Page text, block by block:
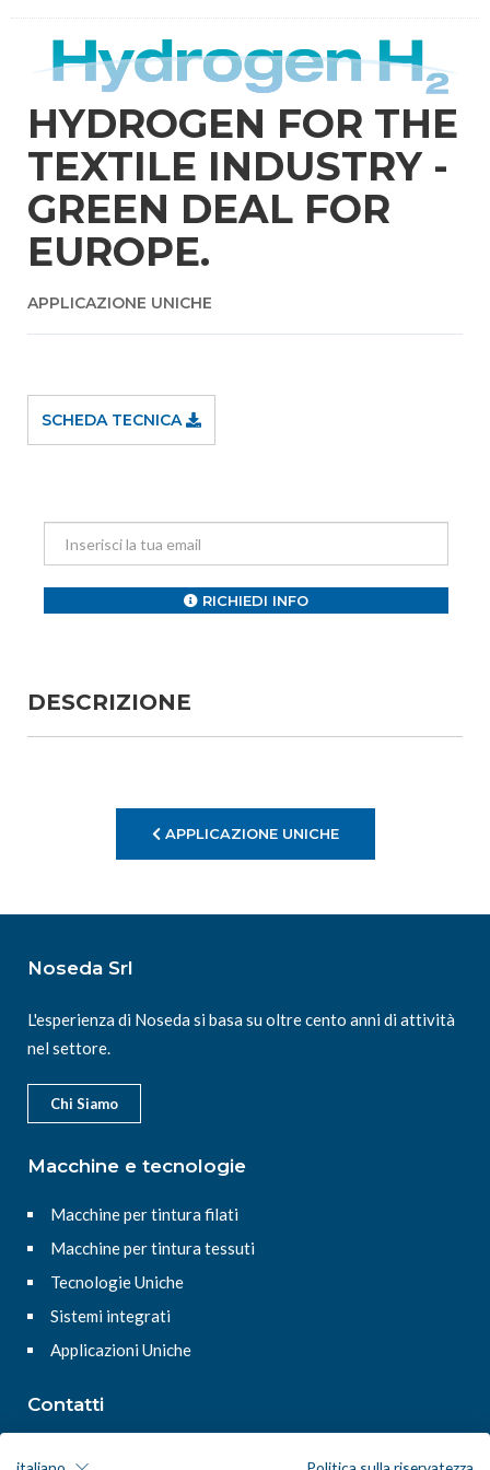
HYDROGEN FOR THE
TEXTILE INDUSTRY -
GREEN DEAL FOR
EUROPE.
APPLICAZIONE UNICHE
SCHEDA TECNICA
RICHIEDI INFO
DESCRIZIONE
APPLICAZIONE UNICHE
Noseda Srl
L'esperienza di Noseda si basa su oltre cento anni di attività
nel settore.
Chi Siamo
Macchine e tecnologie
Macchine per tintura filati
Macchine per tintura tessuti
Tecnologie Uniche
Sistemi integrati
Applicazioni Uniche
Contatti